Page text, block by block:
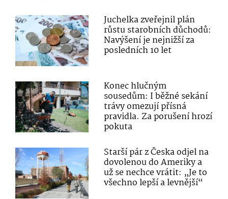
Juchelka zveřejnil plán
růstu starobních důchodů:
Navýšení je nejnižší za
posledních 10 let
Konec hlučným
sousedům: I běžné sekání
trávy omezují přísná
pravidla. Za porušení hrozí
pokuta
Starší pár z Česka odjel na
dovolenou do Ameriky a
už se nechce vrátit: „Je to
všechno lepší a levnější“